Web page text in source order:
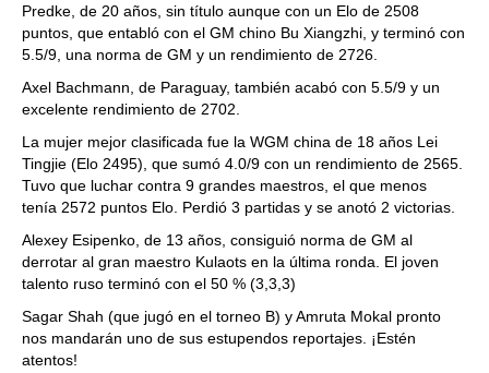
Predke, de 20 años, sin título aunque con un Elo de 2508
puntos, que entabló con el GM chino Bu Xiangzhi, y terminó con
5.5/9, una norma de GM y un rendimiento de 2726.
Axel Bachmann, de Paraguay, también acabó con 5.5/9 y un
excelente rendimiento de 2702.
La mujer mejor clasificada fue la WGM china de 18 años Lei
Tingjie (Elo 2495), que sumó 4.0/9 con un rendimiento de 2565.
Tuvo que luchar contra 9 grandes maestros, el que menos
tenía 2572 puntos Elo. Perdió 3 partidas y se anotó 2 victorias.
Alexey Esipenko, de 13 años, consiguió norma de GM al
derrotar al gran maestro Kulaots en la última ronda. El joven
talento ruso terminó con el 50 % (3,3,3)
Sagar Shah (que jugó en el torneo B) y Amruta Mokal pronto
nos mandarán uno de sus estupendos reportajes. ¡Estén
atentos!